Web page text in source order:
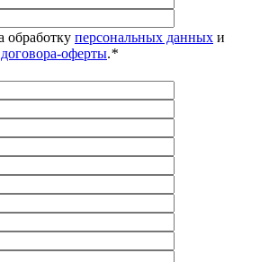
обработку персональных данных и
договора-оферты.*